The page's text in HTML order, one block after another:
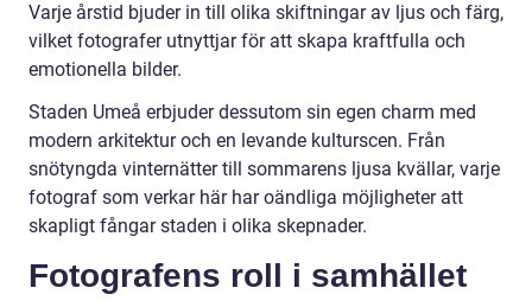
Varje årstid bjuder in till olika skiftningar av ljus och färg,
vilket fotografer utnyttjar för att skapa kraftfulla och
emotionella bilder.
Staden Umeå erbjuder dessutom sin egen charm med
modern arkitektur och en levande kulturscen. Från
snötyngda vinternätter till sommarens ljusa kvällar, varje
fotograf som verkar här har oändliga möjligheter att
skapligt fångar staden i olika skepnader.
Fotografens roll i samhället